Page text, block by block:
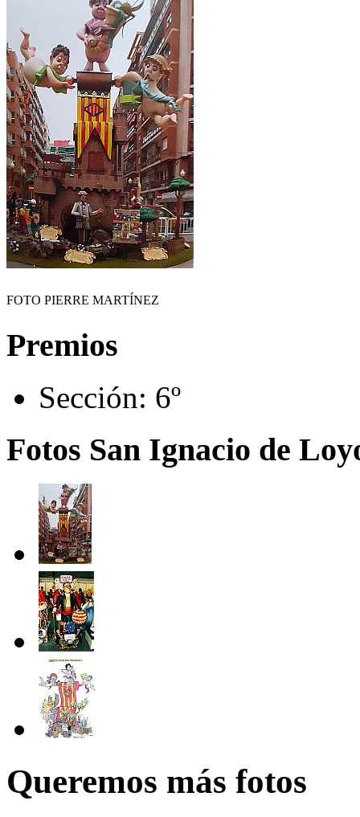
FOTO PIERRE MARTÍNEZ
Premios
Sección: 6º
Fotos San Ignacio de
Queremos más fotos